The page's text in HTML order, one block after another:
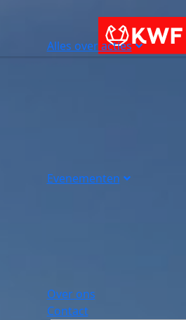
Alles over acties
Evenementen
Over ons
Contact